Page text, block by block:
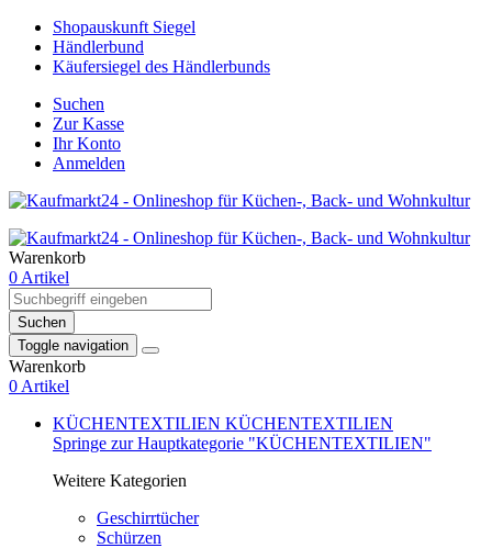
Shopauskunft Siegel
Händlerbund
Käufersiegel des Händlerbunds
Suchen
Zur Kasse
Ihr Konto
Anmelden
Warenkorb
0 Artikel
Suchen
Toggle navigation
Warenkorb
0 Artikel
KÜCHENTEXTILIEN KÜCHENTEXTILIEN
Springe zur Hauptkategorie "KÜCHENTEXTILIEN"
Weitere Kategorien
Geschirrtücher
Schürzen